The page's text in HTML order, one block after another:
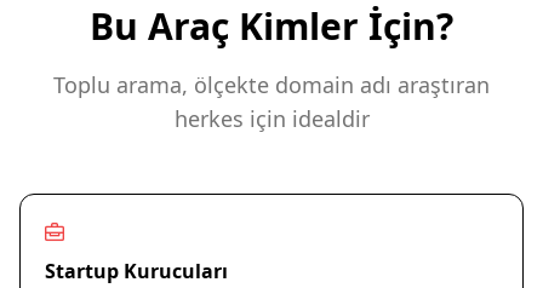
Bu Araç Kimler İçin?
Toplu arama, ölçekte domain adı araştıran
herkes için idealdir
Startup Kurucuları